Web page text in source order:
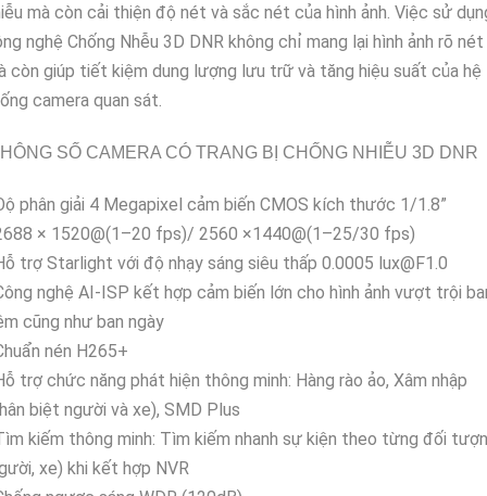
mà còn cải thiện độ nét và sắc nét của hình ảnh. Việc sử
nghệ Chống Nhễu 3D DNR không chỉ mang lại hình ảnh rõ nét
còn giúp tiết kiệm dung lượng lưu trữ và tăng hiệu suất của hệ
camera quan sát.
SỐ CAMERA CÓ TRANG BỊ CHỐNG NHIỄU 3D DNR
phân giải 4 Megapixel cảm biến CMOS kích thước 1/1.8”
× 1520@(1–20 fps)/ 2560 ×1440@(1–25/30 fps)
trợ Starlight với độ nhạy sáng siêu thấp 0.0005 lux@F1.0
nghệ AI-ISP kết hợp cảm biến lớn cho hình ảnh vượt trội
cũng như ban ngày
nén H265+
trợ chức năng phát hiện thông minh: Hàng rào ảo, Xâm nhập
biệt người và xe), SMD Plus
kiếm thông minh: Tìm kiếm nhanh sự kiện theo từng đối
xe) khi kết hợp NVR